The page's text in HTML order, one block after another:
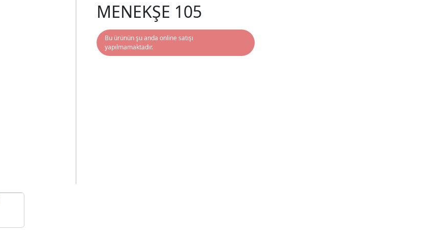
MENEKŞE 105
Bu ürünün şu anda online satışı
yapılmamaktadır.